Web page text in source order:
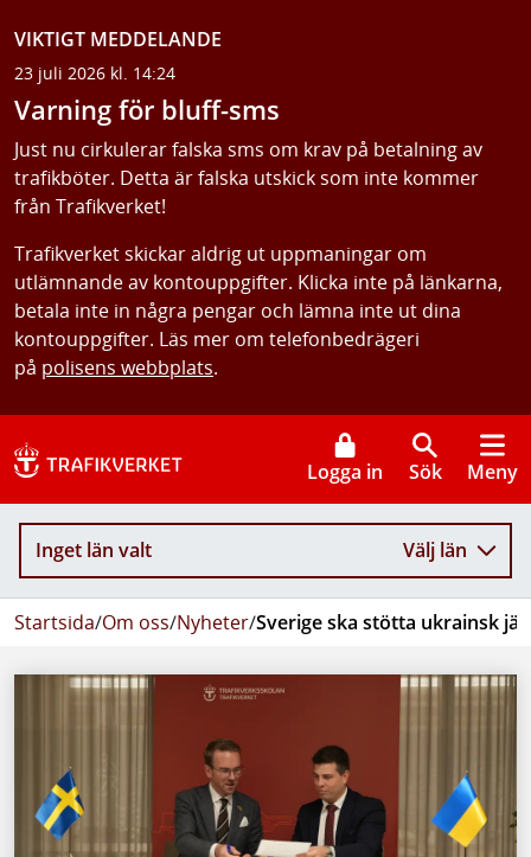
VIKTIGT MEDDELANDE
23 juli 2026 kl. 14:24
Varning för bluff-sms
Just nu cirkulerar falska sms om krav på betalning av
trafikböter. Detta är falska utskick som inte kommer
från Trafikverket!
Trafikverket skickar aldrig ut uppmaningar om
utlämnande av kontouppgifter. Klicka inte på länkarna,
betala inte in några pengar och lämna inte ut dina
kontouppgifter. Läs mer om telefonbedrägeri
på polisens webbplats.
Logga in Sök Meny
Inget län valt Välj län
Startsida/Om oss/Nyheter/Sverige ska stötta ukrainsk